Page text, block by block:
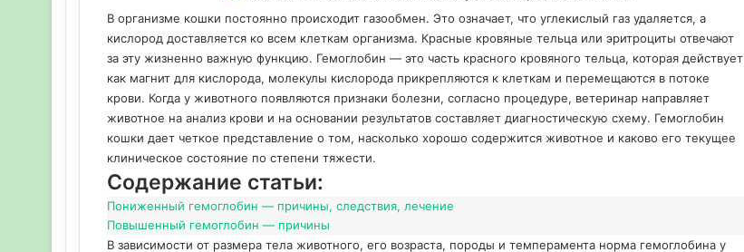
В организме кошки постоянно происходит газообмен. Это означает, что углекислый газ удаляется, а
кислород доставляется ко всем клеткам организма. Красные кровяные тельца или эритроциты отвечают
за эту жизненно важную функцию. Гемоглобин — это часть красного кровяного тельца, которая действует
как магнит для кислорода, молекулы кислорода прикрепляются к клеткам и перемещаются в потоке
крови. Когда у животного появляются признаки болезни, согласно процедуре, ветеринар направляет
животное на анализ крови и на основании результатов составляет диагностическую схему. Гемоглобин
кошки дает четкое представление о том, насколько хорошо содержится животное и каково его текущее
клиническое состояние по степени тяжести.
Содержание статьи:
Пониженный гемоглобин — причины, следствия, лечение
Повышенный гемоглобин — причины
В зависимости от размера тела животного, его возраста, породы и темперамента норма гемоглобина у